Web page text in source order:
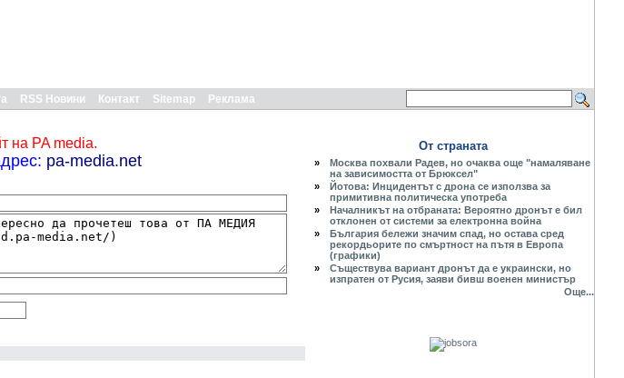
RSS Новини Контакт Sitemap Реклама
на PA media.
pa-media.net
От страната
»
Москва похвали Радев, но очаква още "намаляване
на зависимостта от Брюксел"
»
Йотова: Инцидентът с дрона се използва за
примитивна политическа употреба
»
Началникът на отбраната: Вероятно дронът е бил
отклонен от системи за електронна война
»
България бележи значим спад, но остава сред
рекордьорите по смъртност на пътя в Европа
(графики)
»
Съществува вариант дронът да е украински, но
изпратен от Русия, заяви бивш военен министър
Още...